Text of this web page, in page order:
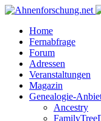
Home
Fernabfrage
Forum
Adressen
Veranstaltungen
Magazin
Genealogie-
Ancestry